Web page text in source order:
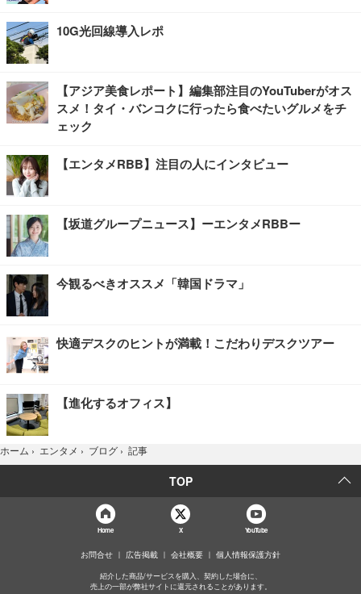
10G光回線導入レポ
【アジア美食レポート】編集部注目のYouTuberがオス
スメ！タイ・バンコクに行ったら食べたいグルメをチ
ェック
【エンタメRBB】注目の人にインタビュー
【坂道グループニュース】ーエンタメRBBー
今観るべきオススメ「韓国ドラマ」
快適デスクのヒントが満載！こだわりデスクツアー
【進化するオフィス】
ホーム › エンタメ › ブログ › 記事
TOP
Home X YouTube
お問合せ 広告掲載 会社概要 個人情報保護方針
紹介した商品/サービスを購入、契約した場合に、
売上の一部が弊社サイトに還元されることがあります。